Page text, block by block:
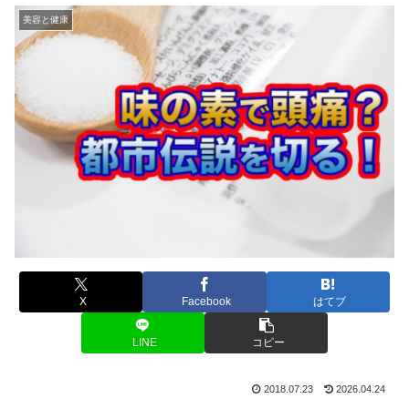
美容と健康
X Facebook はてブ
LINE コピー
2018.07.23 2026.04.24